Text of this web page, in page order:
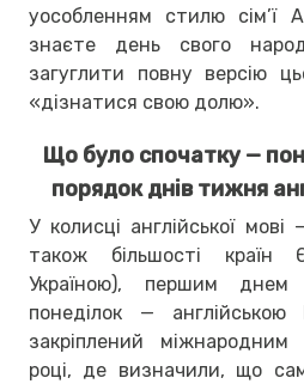
уособленням стилю сім’ї
знаєте день свого
загуглити повну версію
«дізнатися свою долю».
Що було спочатку —
порядок днів тижня
У колисці англійської мові
також більшості країн
Україною), першим днем
понеділок —
закріплений
році, де визначили, що